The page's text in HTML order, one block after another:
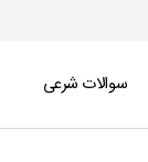
سوالات شرعی